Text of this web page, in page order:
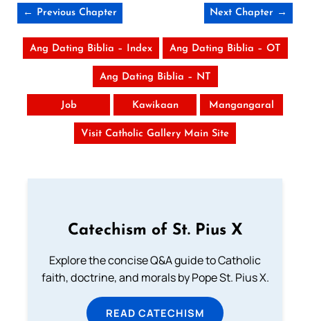
← Previous Chapter Next Chapter →
Ang Dating Biblia – Index Ang Dating Biblia – OT
Ang Dating Biblia – NT
Job Kawikaan Mangangaral
Visit Catholic Gallery Main Site
Catechism of St. Pius X
Explore the concise Q&A guide to Catholic
faith, doctrine, and morals by Pope St. Pius X.
READ CATECHISM